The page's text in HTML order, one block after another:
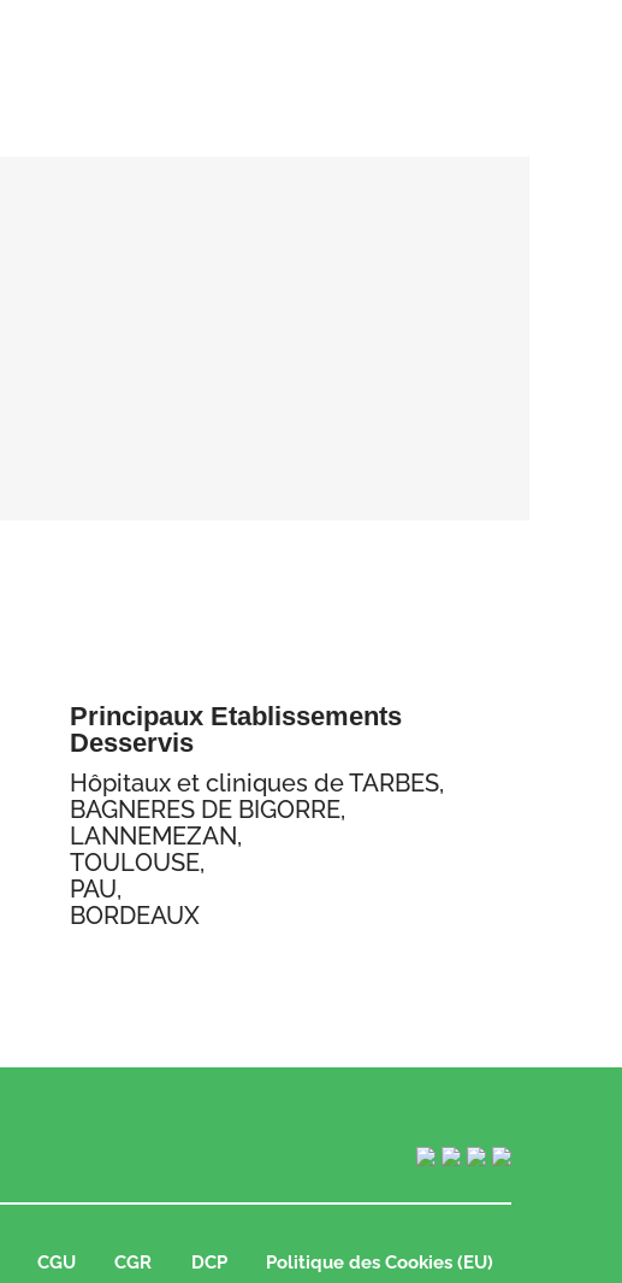
Principaux Etablissements
Desservis
Hôpitaux et cliniques de TARBES,
BAGNERES DE BIGORRE,
LANNEMEZAN,
TOULOUSE,
PAU,
BORDEAUX
CGU CGR DCP Politique des Cookies (EU)